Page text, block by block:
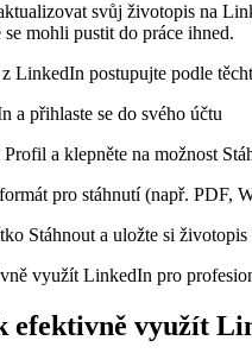
svůj životopis na
mohli pustit do práce ihned.
LinkedIn postupujte podle
a přihlaste se do svého účtu
Profil a klepněte na možnost
pro stáhnutí (např. PDF,
Stáhnout a uložte si
efektivně využít